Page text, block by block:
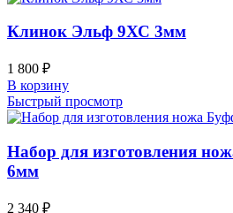
Клинок Эльф 9ХС 3мм
1 800 ₽
В корзину
Быстрый просмотр
Набор для изготовления
6мм
2 340 ₽